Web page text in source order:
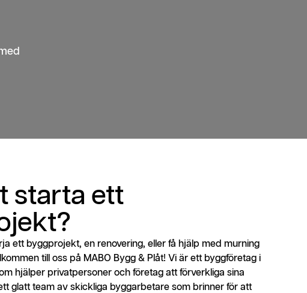
starta ett
ett byggprojekt, en renovering, eller få hjälp med murning
till oss på MABO Bygg & Plåt! Vi är ett byggföretag i
hjälper privatpersoner och företag att förverkliga sina
glatt team av skickliga byggarbetare som brinner för att